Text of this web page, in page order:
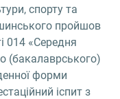
спорту та
пройшов
014 «Середня
(бакалаврського)
форми
іспит з